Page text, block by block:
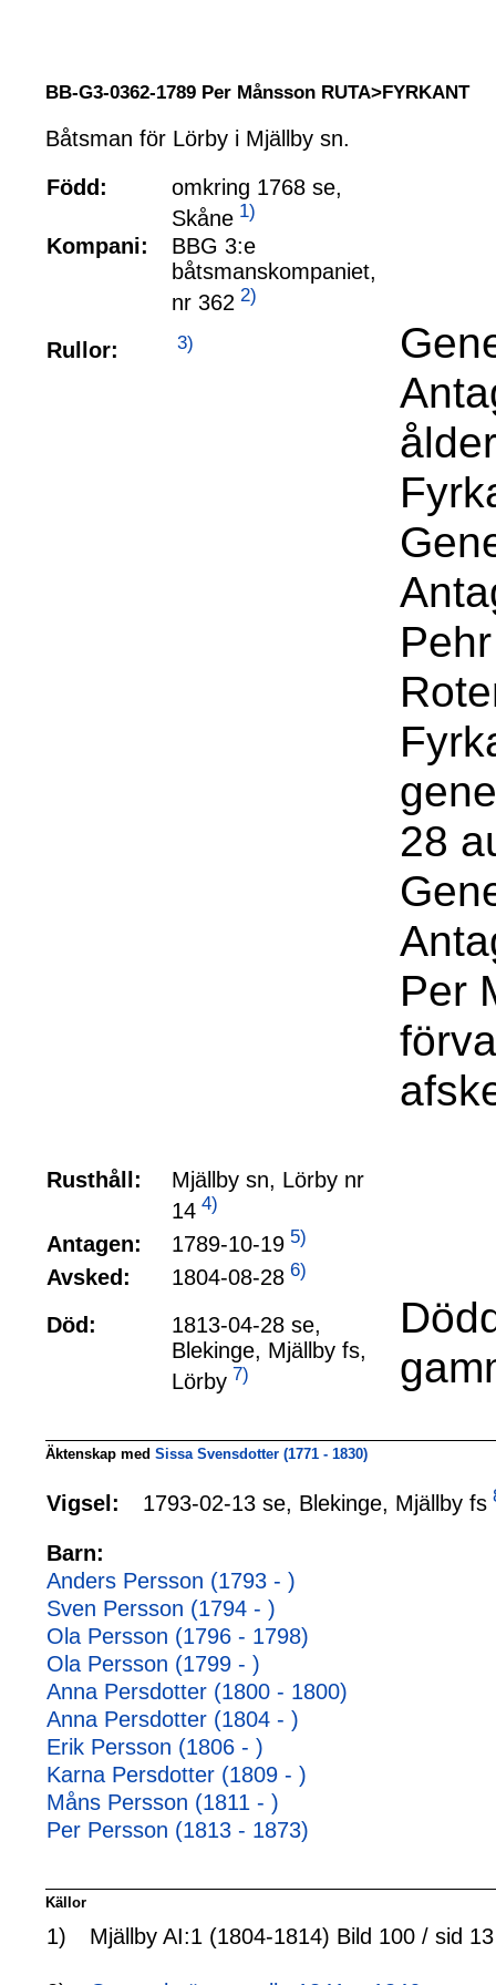
BB-G3-0362-1789 Per Månsson RUTA>FYRKANT
Båtsman för Lörby i Mjällby sn.
Född:
omkring 1768 se,
Skåne 1)
Kompani:
BBG 3:e
båtsmanskompaniet,
nr 362 2)
Rullor: 3)
28
Per
Rusthåll:
Mjällby sn, Lörby nr
14 4)
Antagen: 1789-10-19 5)
Avsked: 1804-08-28 6)
Död:
1813-04-28 se,
Blekinge, Mjällby fs,
Lörby 7)
Äktenskap med Sissa Svensdotter (1771 - 1830)
Vigsel: 1793-02-13 se, Blekinge, Mjällby fs
Barn:
Anders Persson (1793 - )
Sven Persson (1794 - )
Ola Persson (1796 - 1798)
Ola Persson (1799 - )
Anna Persdotter (1800 - 1800)
Anna Persdotter (1804 - )
Erik Persson (1806 - )
Karna Persdotter (1809 - )
Måns Persson (1811 - )
Per Persson (1813 - 1873)
Källor
1) Mjällby AI:1 (1804-1814) Bild 100 / sid 13